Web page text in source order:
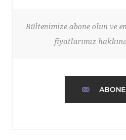
Bültenimize abone olun ve
fiyatlarımız